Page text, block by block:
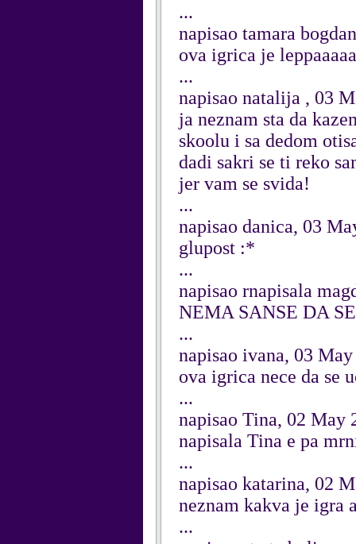
...
napisao tamara
ova igrica je
...
napisao natalija , 03
ja neznam sta da
skoolu i sa dedom
dadi sakri se ti reko
jer vam se svida!
...
napisao danica, 03
glupost :*
...
napisao rnapisala
NEMA SANSE DA
...
napisao ivana, 03
ova igrica nece da se
...
napisao Tina, 02 May
napisala Tina e pa
...
napisao katarina, 02
neznam kakva je igra
...